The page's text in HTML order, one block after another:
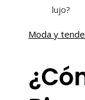
lujo?
Moda y